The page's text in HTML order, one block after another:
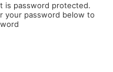
is password protected.
your password below to